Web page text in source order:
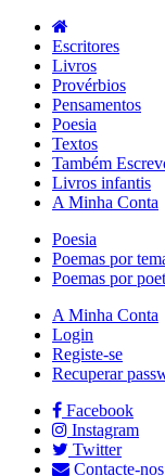
Escritores
Livros
Provérbios
Pensamentos
Poesia
Textos
Também
Livros infantis
A Minha Conta
Poesia
Poemas por
Poemas por
A Minha Conta
Login
Registe-se
Recuperar
Facebook
Instagram
Twitter
Contacte-nos